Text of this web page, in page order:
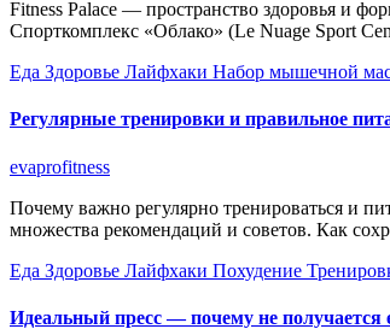
Fitness Palace — пространство здоровья и
Спорткомплекс «Облако» (Le Nuage Sport
Еда Здоровье Лайфхаки Набор мышечной
Регулярные тренировки и правильное
evaprofitness
Почему важно регулярно тренироваться и
множества рекомендаций и советов. Как
Еда Здоровье Лайфхаки Похудение
Идеальный пресс — почему не